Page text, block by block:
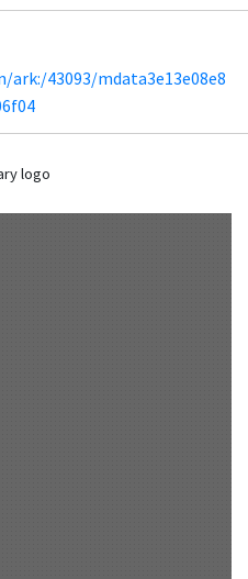
43093/mdata3e13e08e8